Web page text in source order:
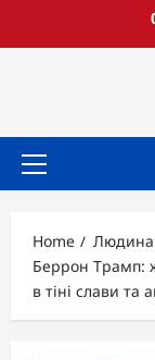
Primary
Home
Людина
Беррон Трамп:
в тіні слави та